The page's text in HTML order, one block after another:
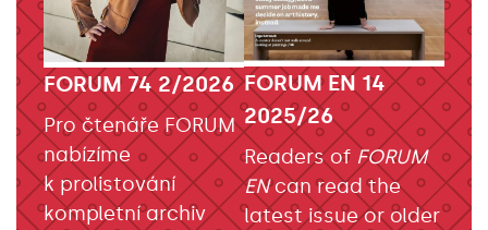
FORUM 74 2/2026
Pro čtenáře FORUM
nabízíme
k prolistování
kompletní archiv
FORUM EN 14
2025/26
Readers of FORUM
ENcan read the
latest issue or older